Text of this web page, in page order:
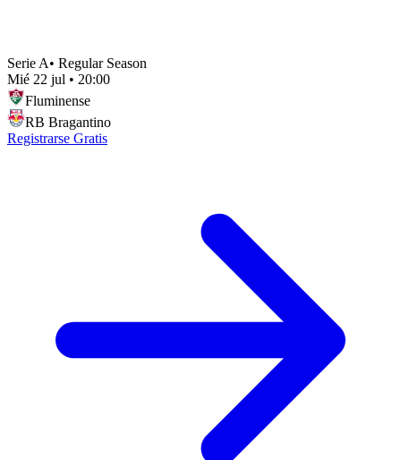
Serie A• Regular Season
Mié 22 jul • 20:00
Fluminense
RB Bragantino
Registrarse Gratis